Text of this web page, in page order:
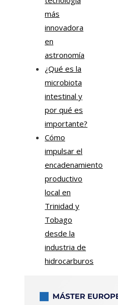
más
innovadora
en
astronomía
¿Qué es la
microbiota
intestinal y
por qué es
importante?
Cómo
impulsar el
encadenamiento
productivo
local en
Trinidad y
Tobago
desde la
industria de
hidrocarburos